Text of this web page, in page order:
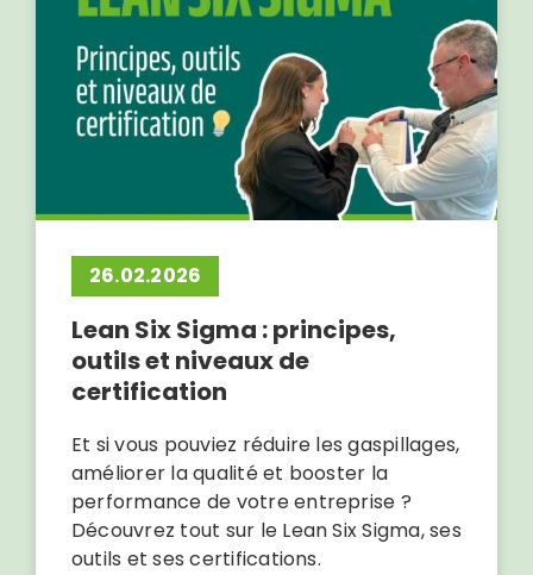
26.02.2026
Lean Six Sigma : principes,
outils et niveaux de
certification
Et si vous pouviez réduire les gaspillages,
améliorer la qualité et booster la
performance de votre entreprise ?
Découvrez tout sur le Lean Six Sigma, ses
outils et ses certifications.